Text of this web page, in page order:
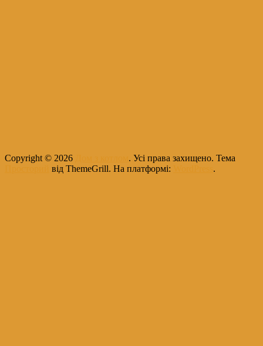
Copyright © 2026
. Усі права захищено. Тема
від ThemeGrill. На платформі: .